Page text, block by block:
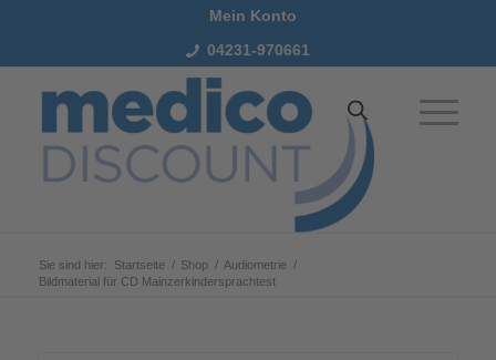
Mein Konto
04231-970661
Sie sind hier: Startseite / Shop / Audiometrie /
Bildmaterial für CD Mainzerkindersprachtest